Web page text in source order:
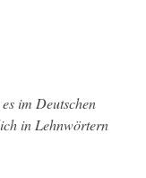
im Deutschen
in Lehn­wörtern